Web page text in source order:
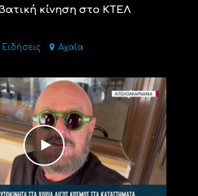
κίνηση στο ΚΤΕΛ
Ειδήσεις Αχαΐα